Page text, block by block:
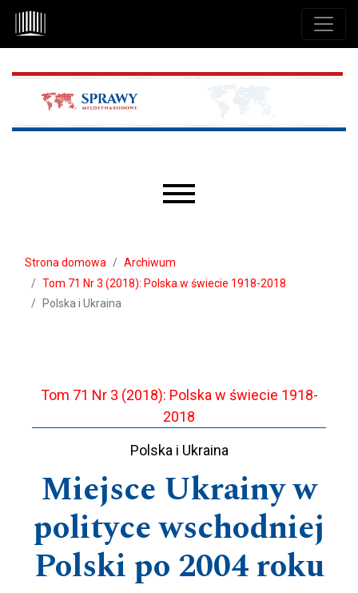
Przejdź do głównego menu
Przejdź do sekcji głównej
Przejdź do stopki
Strona domowa
Archiwum
Tom 71 Nr 3 (2018): Polska w świecie 1918-2018
Polska i Ukraina
Tom 71 Nr 3 (2018): Polska w świecie 1918-
2018
Polska i Ukraina
Miejsce Ukrainy w
polityce wschodniej
Polski po 2004 roku